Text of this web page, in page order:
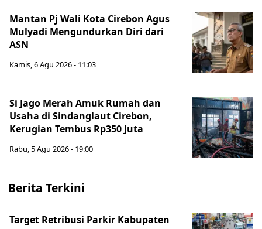
Mantan Pj Wali Kota Cirebon Agus
Mulyadi Mengundurkan Diri dari
ASN
Kamis, 6 Agu 2026 - 11:03
Si Jago Merah Amuk Rumah dan
Usaha di Sindanglaut Cirebon,
Kerugian Tembus Rp350 Juta
Rabu, 5 Agu 2026 - 19:00
Berita Terkini
Target Retribusi Parkir Kabupaten